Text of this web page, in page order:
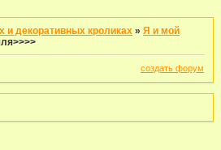
и декоративных кроликах »Я и мой
создать форум